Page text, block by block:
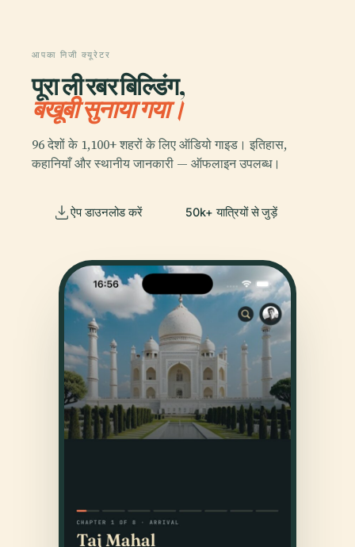
आपका निजी क्यूरेटर
पूरा ली रबर बिल्डिंग,
बखूबी सुनाया गया।
96 देशों के 1,100+ शहरों के लिए ऑडियो गाइड। इतिहास,
कहानियाँ और स्थानीय जानकारी — ऑफलाइन उपलब्ध।
ऐप डाउनलोड करें 50k+ यात्रियों से जुड़ें